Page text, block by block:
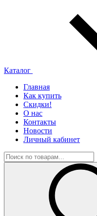
Каталог
Главная
Как купить
Скидки!
О нас
Контакты
Новости
Личный кабинет